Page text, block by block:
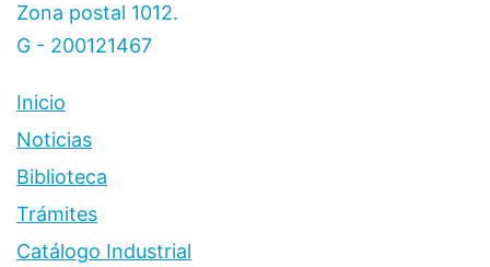
Zona postal 1012.
G - 200121467
Inicio
Noticias
Biblioteca
Trámites
Catálogo Industrial